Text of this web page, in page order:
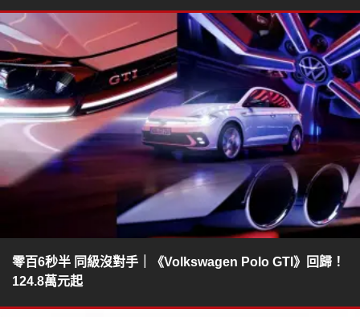
零百6秒半 同級沒對手｜《Volkswagen Polo GTI》回歸！
124.8萬元起